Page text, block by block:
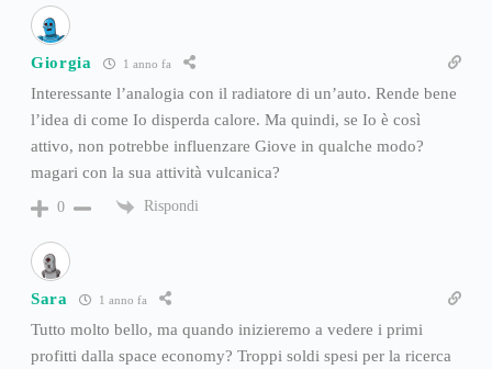
Giorgia 1 anno fa
Interessante l’analogia con il radiatore di un’auto. Rende bene
l’idea di come Io disperda calore. Ma quindi, se Io è così
attivo, non potrebbe influenzare Giove in qualche modo?
magari con la sua attività vulcanica?
0 Rispondi
Sara 1 anno fa
Tutto molto bello, ma quando inizieremo a vedere i primi
profitti dalla space economy? Troppi soldi spesi per la ricerca